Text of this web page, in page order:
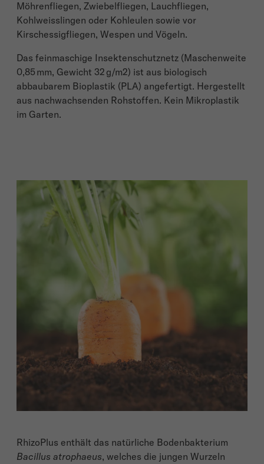
Möhrenfliegen, Zwiebelfliegen, Lauchfliegen,
Kohlweisslingen oder Kohleulen sowie vor
Kirschessigfliegen, Wespen und Vögeln.
Das feinmaschige Insektenschutznetz (Maschenweite
0,85 mm, Gewicht 32 g/m2) ist aus biologisch
abbaubarem Bioplastik (PLA) angefertigt. Hergestellt
aus nachwachsenden Rohstoffen. Kein Mikroplastik
im Garten.
RhizoPlus enthält das natürliche Bodenbakterium
Bacillus atrophaeus, welches die jungen Wurzeln